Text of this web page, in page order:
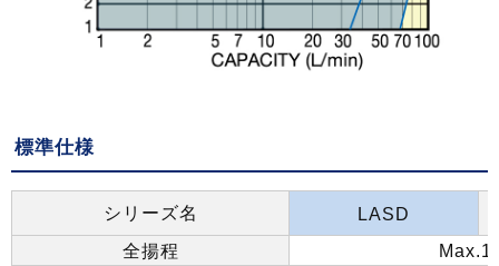
標準仕様
シリーズ名 LASD
全揚程